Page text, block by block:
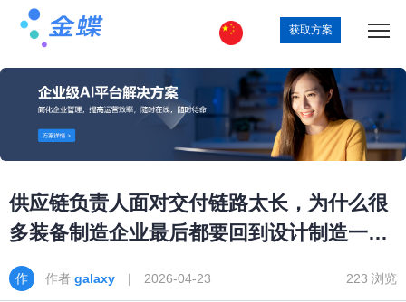
获取方案
供应链负责人面对交付链路太长，为什么很
多装备制造企业最后都要回到设计制造一体
化
作者 galaxy | 2026-04-23 223 浏览